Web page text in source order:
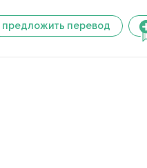
предложить перевод